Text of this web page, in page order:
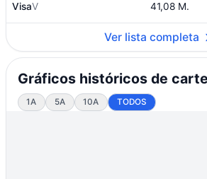
VisaV 41,08 M.
Ver lista completa
Gráficos históricos de
1A 5A 10A TODOS